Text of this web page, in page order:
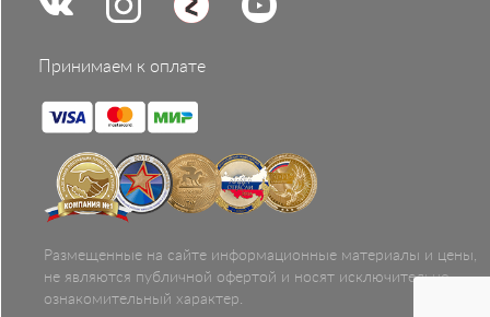
Принимаем к оплате
Размещенные на сайте информационные материалы и цены,
не являются публичной офертой и носят исключительно
ознакомительный характер.